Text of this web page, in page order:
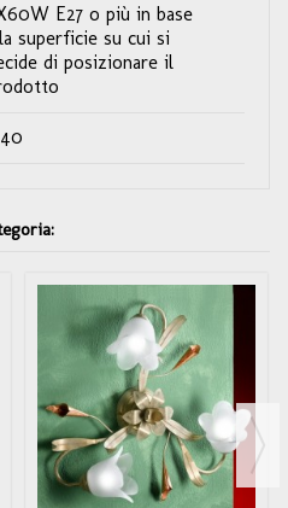
E27 o più in base
superficie su cui si
di posizionare il